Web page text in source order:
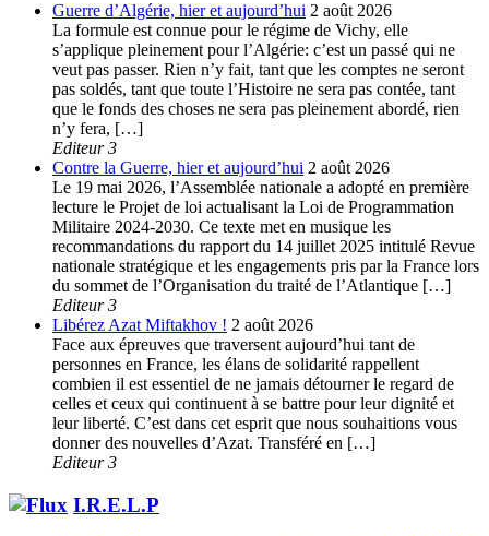
Guerre d’Algérie, hier et aujourd’hui 2 août 2026
La formule est connue pour le régime de Vichy, elle
s’applique pleinement pour l’Algérie: c’est un passé qui ne
veut pas passer. Rien n’y fait, tant que les comptes ne seront
pas soldés, tant que toute l’Histoire ne sera pas contée, tant
que le fonds des choses ne sera pas pleinement abordé, rien
n’y fera, […]
Editeur 3
Contre la Guerre, hier et aujourd’hui 2 août 2026
Le 19 mai 2026, l’Assemblée nationale a adopté en première
lecture le Projet de loi actualisant la Loi de Programmation
Militaire 2024-2030. Ce texte met en musique les
recommandations du rapport du 14 juillet 2025 intitulé Revue
nationale stratégique et les engagements pris par la France lors
du sommet de l’Organisation du traité de l’Atlantique […]
Editeur 3
Libérez Azat Miftakhov ! 2 août 2026
Face aux épreuves que traversent aujourd’hui tant de
personnes en France, les élans de solidarité rappellent
combien il est essentiel de ne jamais détourner le regard de
celles et ceux qui continuent à se battre pour leur dignité et
leur liberté. C’est dans cet esprit que nous souhaitions vous
donner des nouvelles d’Azat. Transféré en […]
Editeur 3
I.R.E.L.P